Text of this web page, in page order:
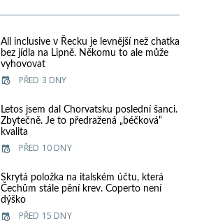
All inclusive v Řecku je levnější než chatka
bez jídla na Lipně. Někomu to ale může
vyhovovat
PŘED 3 DNY
Letos jsem dal Chorvatsku poslední šanci.
Zbytečně. Je to předražená „béčková“
kvalita
PŘED 10 DNY
Skrytá položka na italském účtu, která
Čechům stále pění krev. Coperto není
dýško
PŘED 15 DNY